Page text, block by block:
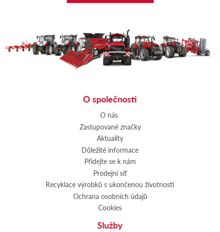
O společnosti
O nás
Zastupované značky
Aktuality
Důležité informace
Přidejte se k nám
Prodejní síť
Recyklace výrobků s ukončenou životností
Ochrana osobních údajů
Cookies
Služby